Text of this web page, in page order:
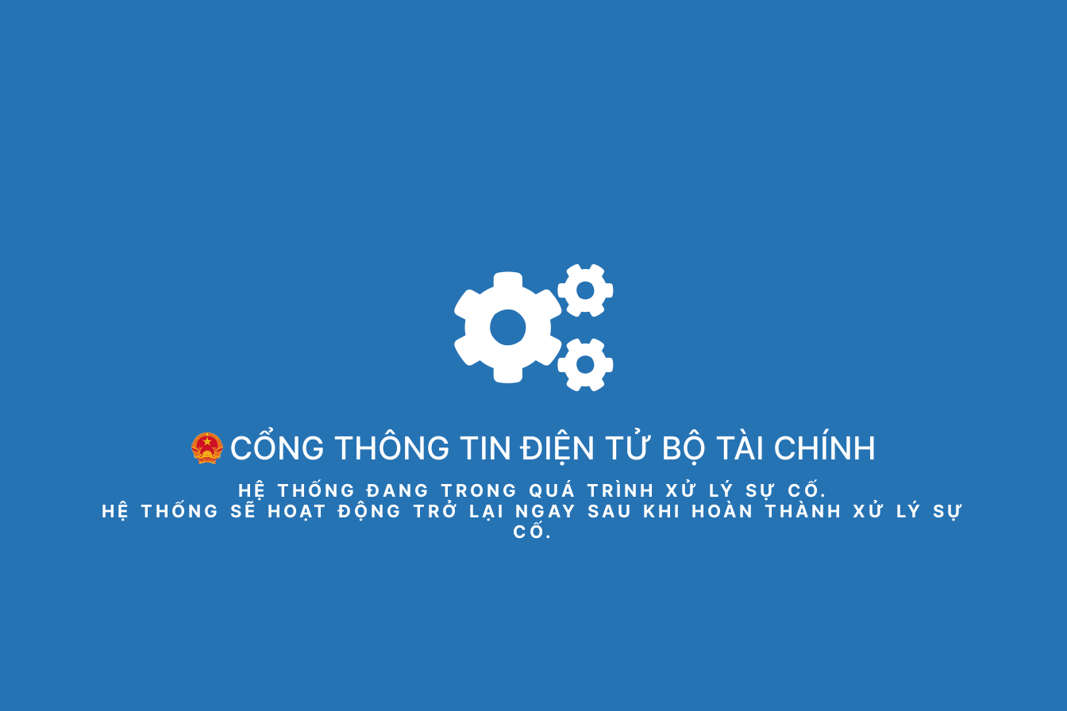
CỔNG THÔNG TIN ĐIỆN TỬ BỘ TÀI CHÍNH
HỆ THỐNG ĐANG TRONG QUÁ TRÌNH XỬ LÝ SỰ CỐ.
HỆ THỐNG SẼ HOẠT ĐỘNG TRỞ LẠI NGAY SAU KHI HOÀN THÀNH XỬ LÝ SỰ
CỐ.